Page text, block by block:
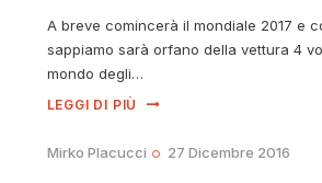
A breve comincerà il mondiale 2017 e
sappiamo sarà orfano della vettura 4
mondo degli…
LEGGI DI PIÙ
Mirko Placucci 27 Dicembre 2016